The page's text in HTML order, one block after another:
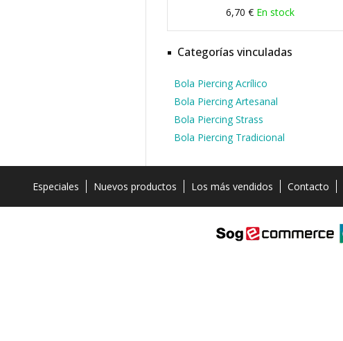
6,70 € En stock
Categorías vinculadas
Bola Piercing Acrílico
Bola Piercing Artesanal
Bola Piercing Strass
Bola Piercing Tradicional
Especiales Nuevos productos Los más vendidos Contacto